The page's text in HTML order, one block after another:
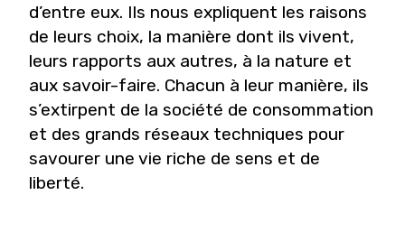
d’entre eux. Ils nous expliquent les raisons
de leurs choix, la manière dont ils vivent,
leurs rapports aux autres, à la nature et
aux savoir-faire. Chacun à leur manière, ils
s’extirpent de la société de consommation
et des grands réseaux techniques pour
savourer une vie riche de sens et de
liberté.